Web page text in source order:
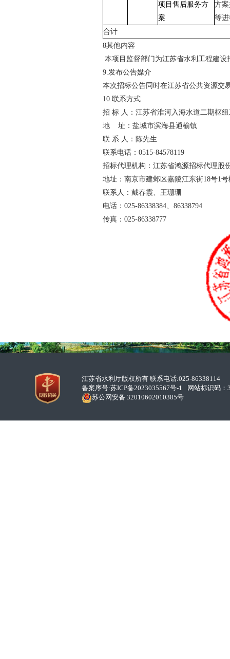
项目售后服务方
案
方
等
合计
8其他内容
本项目监督部门为江苏省水利工程建
9.发布公告媒介
本次招标公告同时在江苏省公共资源交
10.联系方式
招 标 人：江苏省淮河入海水道二期枢
地
址：盐城市滨海县通榆镇
联 系 人：陈先生
联系电话： 0515-84578119
招标代理机构：江苏省鸿源招标代理股
地址：南京市建邺区嘉陵江东街18号1号
联系人：戴春霞、王珊珊
电话： 025-86338384、 86338794
传真： 025-86338777
江苏省水利厅版权所有 联系电话:025-86338114
备案序号:苏ICP备2023035567号-1
网站标识码：
苏公网安备 32010602010385号